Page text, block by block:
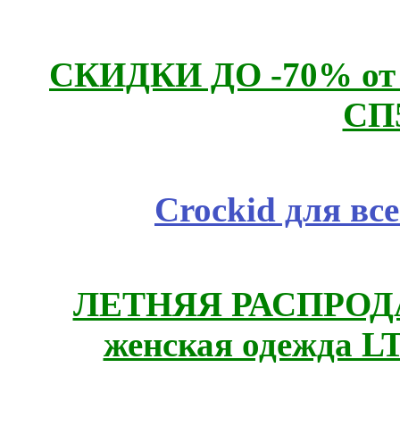
СКИДКИ ДО -70%
Crockid для
ЛЕТНЯЯ
женская одежда